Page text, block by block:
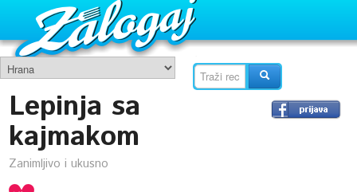
Lepinja sa
kajmakom
Zanimljivo i ukusno